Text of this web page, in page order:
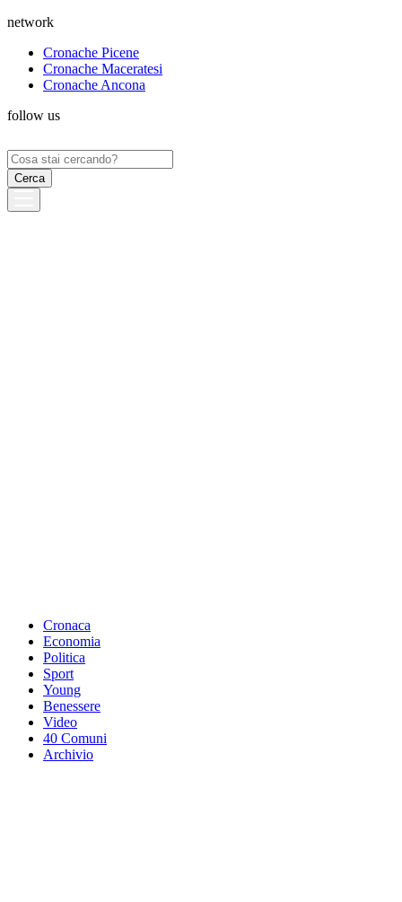
network
Cronache Picene
Cronache Maceratesi
Cronache Ancona
follow us
Ricerca
per:
Cronaca
Economia
Politica
Sport
Young
Benessere
Video
40 Comuni
Archivio